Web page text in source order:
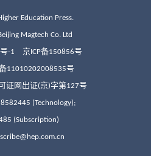
Education Press.
Magtech Co. Ltd
-1 京ICP备150856号
11010202008535号
证网出证(京)字第127号
(Technology);
(Subscription)